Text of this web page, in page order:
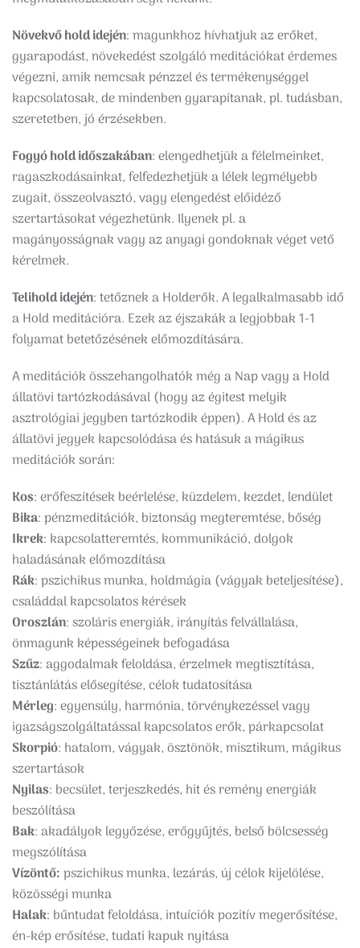
Növekvő hold idején: magunkhoz hívhatjuk az erőket,
gyarapodást, növekedést szolgáló meditációkat érdemes
végezni, amik nemcsak pénzzel és termékenységgel
kapcsolatosak, de mindenben gyarapítanak, pl. tudásban,
szeretetben, jó érzésekben.
Fogyó hold időszakában: elengedhetjük a félelmeinket,
ragaszkodásainkat, felfedezhetjük a lélek legmélyebb
zugait, összeolvasztó, vagy elengedést előidéző
szertartásokat végezhetünk. Ilyenek pl. a
magányosságnak vagy az anyagi gondoknak véget vető
kérelmek.
Telihold idején: tetőznek a Holderők. A legalkalmasabb idő
a Hold meditációra. Ezek az éjszakák a legjobbak 1-1
folyamat betetőzésének előmozdítására.
A meditációk összehangolhatók még a Nap vagy a Hold
állatövi tartózkodásával (hogy az égitest melyik
asztrológiai jegyben tartózkodik éppen). A Hold és az
állatövi jegyek kapcsolódása és hatásuk a mágikus
meditációk során:
Kos: erőfeszítések beérlelése, küzdelem, kezdet, lendület
Bika: pénzmeditációk, biztonság megteremtése, bőség
Ikrek: kapcsolatteremtés, kommunikáció, dolgok
haladásának előmozdítása
Rák: pszichikus munka, holdmágia (vágyak beteljesítése),
családdal kapcsolatos kérések
Oroszlán: szoláris energiák, irányítás felvállalása,
önmagunk képességeinek befogadása
Szűz: aggodalmak feloldása, érzelmek megtisztítása,
tisztánlátás elősegítése, célok tudatosítása
Mérleg: egyensúly, harmónia, törvénykezéssel vagy
igazságszolgáltatással kapcsolatos erők, párkapcsolat
Skorpió: hatalom, vágyak, ösztönök, misztikum, mágikus
szertartások
Nyilas: becsület, terjeszkedés, hit és remény energiák
beszólítása
Bak: akadályok legyőzése, erőgyűjtés, belső bölcsesség
megszólítása
Vízöntő:pszichikus munka, lezárás, új célok kijelölése,
közösségi munka
Halak: bűntudat feloldása, intuíciók pozitív megerősítése,
én-kép erősítése, tudati kapuk nyitása